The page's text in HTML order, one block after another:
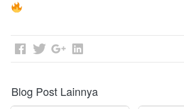
Blog Post Lainnya